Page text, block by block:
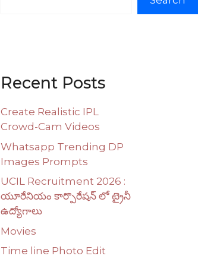
Recent Posts
Create Realistic IPL
Crowd-Cam Videos
Whatsapp Trending DP
Images Prompts
UCIL Recruitment 2026 :
యూరేనియం కార్పొరేషన్ లో ట్రైనీ
ఉద్యోగాలు
Movies
Time line Photo Edit